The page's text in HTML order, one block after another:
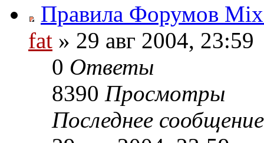
Правила Форумов
fat » 29 авг 2004, 23:59
0 Ответы
8390 Просмотры
Последнее